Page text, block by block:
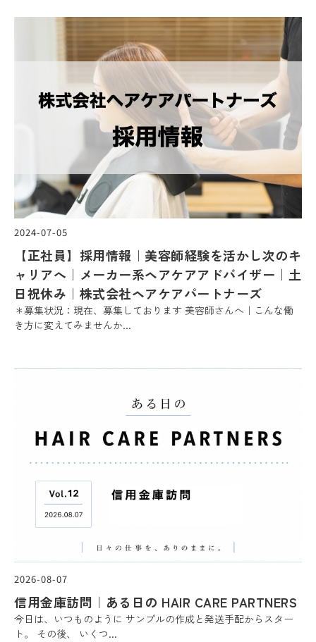
2024-07-05
【正社員】採用情報｜美容師経験を活かし次のキ
ャリアへ｜メーカー系ヘアケアアドバイザー｜土
日祝休み｜株式会社ヘアケアパートナーズ
＊募集状況：現在、募集しております 美容師さんへ｜こんな働
き方に変えてみませんか...
2026-08-07
信用金庫訪問｜ある日の HAIR CARE PARTNERS
今日は、いつものように サンプルの作成と発送手配からスター
ト。 その後、 いくつ...